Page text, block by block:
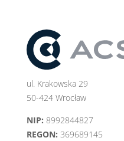
ul. Krakowska 29
50-424 Wrocław
NIP: 8992844827
REGON: 369689145